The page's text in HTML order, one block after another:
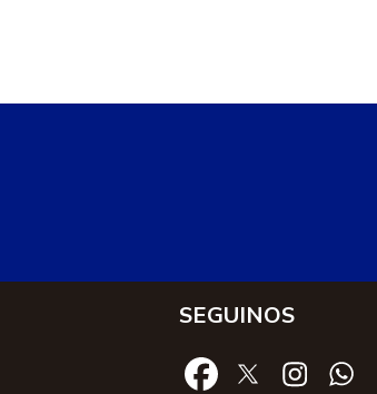
SEGUINOS